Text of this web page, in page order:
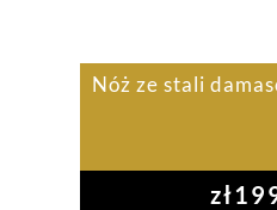
Nóż ze stali
zł